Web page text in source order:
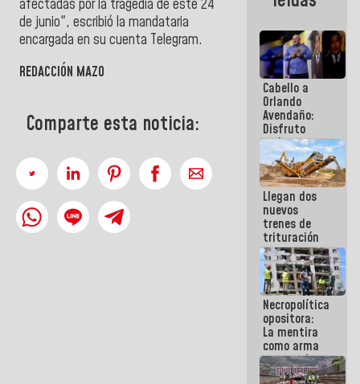
afectadas por la tragedia de este 24
de junio", escribió la mandataria
encargada en su cuenta Telegram.
REDACCIÓN MAZO
Comparte esta noticia:
Cabello a
Orlando
Avendaño:
Disfruto
cada vez
que escribes
porque lo
que haces
es
embarrarla
Llegan dos
nuevos
trenes de
trituración
para
optimizar
manejo de
escombros
en La Guaira
Necropolítica
opositora:
La mentira
como arma
contra el
Pueblo